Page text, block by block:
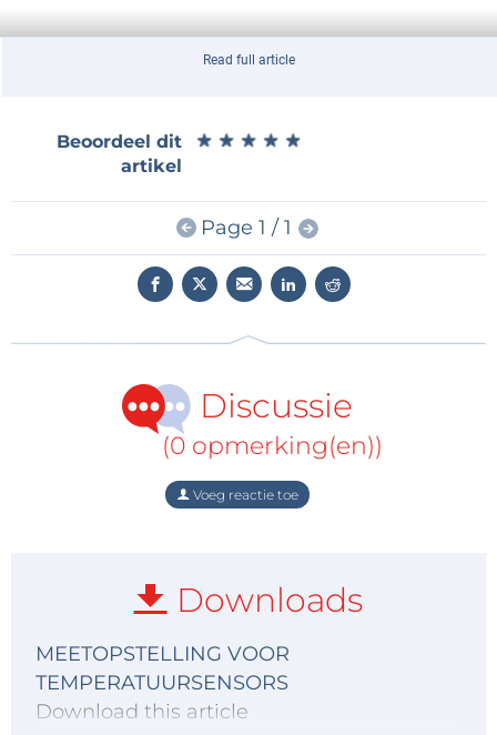
Read full article
Beoordeel dit
artikel
★ ★ ★ ★ ★
★ ★ ★ ★ ★
Page 1 / 1
Discussie
(0 opmerking(en))
Voeg reactie toe
Downloads
MEETOPSTELLING VOOR
TEMPERATUURSENSORS
Download this article